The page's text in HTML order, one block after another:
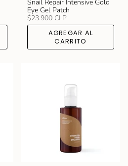
Snail Repair Intensive Gold
Eye Gel Patch
$23.900 CLP
AGREGAR AL
CARRITO